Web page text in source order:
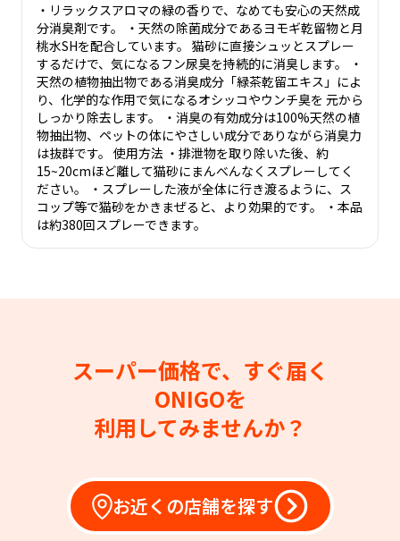
・リラックスアロマの緑の香りで、なめても安心の天然成
分消臭剤です。 ・天然の除菌成分であるヨモギ乾留物と月
桃水SHを配合しています。 猫砂に直接シュッとスプレー
するだけで、気になるフン尿臭を持続的に消臭します。 ・
天然の植物抽出物である消臭成分「緑茶乾留エキス」によ
り、化学的な作用で気になるオシッコやウンチ臭を 元から
しっかり除去します。 ・消臭の有効成分は100%天然の植
物抽出物、ペットの体にやさしい成分でありながら消臭力
は抜群です。 使用方法 ・排泄物を取り除いた後、約
15~20cmほど離して猫砂にまんべんなくスプレーしてく
ださい。 ・スプレーした液が全体に行き渡るように、ス
コップ等で猫砂をかきまぜると、より効果的です。 ・本品
は約380回スプレーできます。
スーパー価格で、すぐ届く
ONIGOを
利用してみませんか？
お近くの店舗を探す